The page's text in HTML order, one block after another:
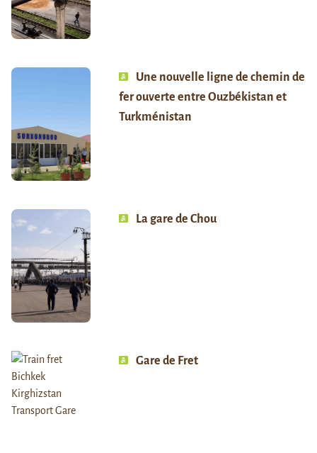
Une nouvelle ligne de chemin de
fer ouverte entre Ouzbékistan et
Turkménistan
La gare de Chou
Gare de Fret